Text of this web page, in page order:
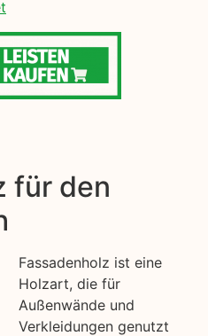
für den
Fassadenholz ist eine
Holzart, die für
Außenwände und
Verkleidungen genutzt